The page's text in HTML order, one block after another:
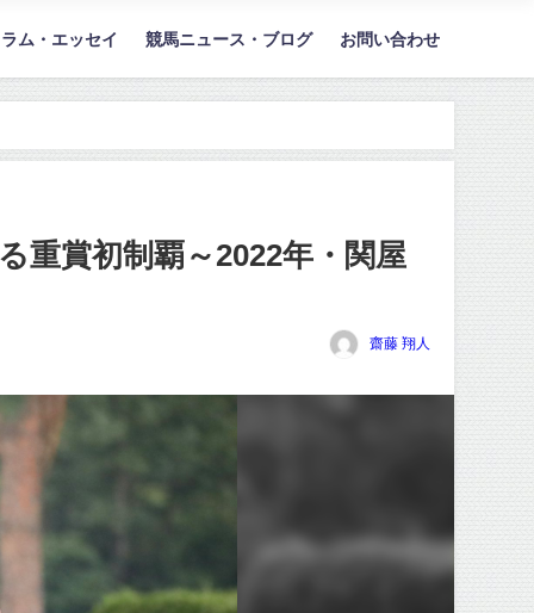
ム・エッセイ 競馬ニュース・ブログ お問い合わせ
重賞初制覇～2022年・関屋
齋藤 翔人